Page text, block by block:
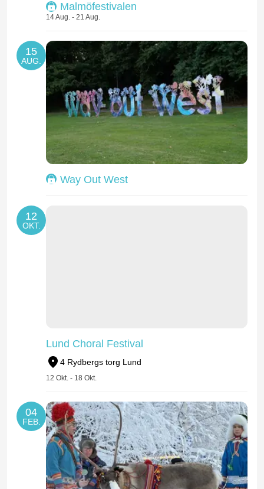
Malmöfestivalen
14 Aug. - 21 Aug.
15
AUG.
Way Out West
12
OKT.
Lund Choral Festival
4 Rydbergs torg Lund
12 Okt. - 18 Okt.
04
FEB.